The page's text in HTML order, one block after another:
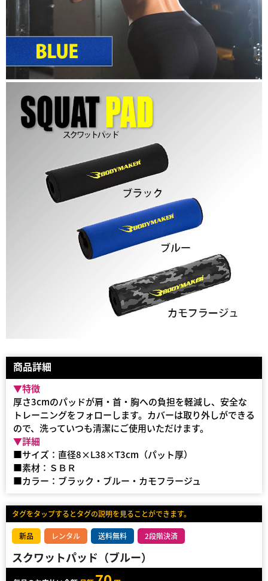
商品詳細
▼特徴
厚さ3cmのパッドが肩・首・胸への負担を軽減し、安全な
トレーニングをフォローします。カバーは取り外しができる
ので、洗っていつも清潔にご使用いただけます。
▼詳細
■サイズ：直径8×L38×T3cm（パット厚）
■素材：ＳＢＲ
■カラー：ブラック・ブルー・カモフラージュ
タグをタップするとタグの説明を見ることができます。
新品 レンタル 送料無料 2段階決済
スクワットパッド（ブルー）